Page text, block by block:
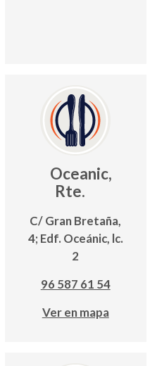
Oceanic,
Rte.
C/ Gran Bretaña,
4; Edf. Oceánic, lc.
2
96 587 61 54
Ver en mapa